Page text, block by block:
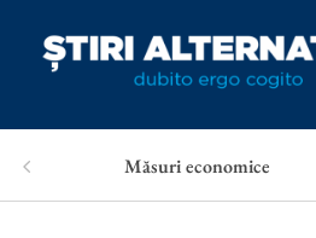
Măsuri economice